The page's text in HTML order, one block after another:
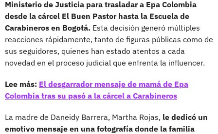
Ministerio de Justicia para trasladar a Epa Colombia
desde la cárcel El Buen Pastor hasta la Escuela de
Carabineros en Bogotá. Esta decisión generó múltiples
reacciones rápidamente, tanto de figuras públicas como de
sus seguidores, quienes han estado atentos a cada
novedad en el proceso judicial que enfrenta la influencer.
Lee más: El desgarrador mensaje de mamá de Epa
Colombia tras su pasó a la cárcel a Carabineros
La madre de Daneidy Barrera, Martha Rojas, le dedicó un
emotivo mensaje en una fotografía donde la familia